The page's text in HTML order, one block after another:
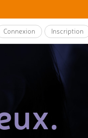
Connexion Inscription